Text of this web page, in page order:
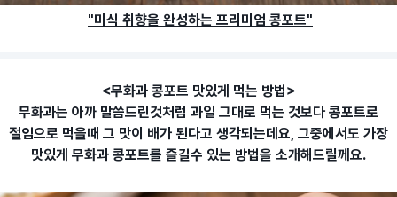
"미식 취향을 완성하는 프리미엄 콩포트"
<무화과 콩포트 맛있게 먹는 방법>
무화과는 아까 말씀드린것처럼 과일 그대로 먹는 것보다 콩포트로
절임으로 먹을때 그 맛이 배가 된다고 생각되는데요, 그중에서도 가장
맛있게 무화과 콩포트를 즐길수 있는 방법을 소개해드릴께요.